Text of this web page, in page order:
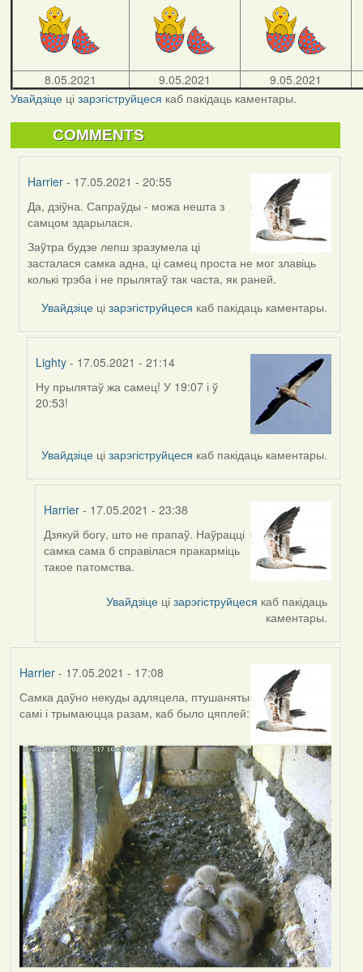
8.05.2021 9.05.2021
9.05.2021
Увайдзіцеці зарэгіструйцеся каб пакідаць каментары.
COMMENTS
Harrier - 17.05.2021 - 20:55
In
reply
to
by
09Алена
Да, дзіўна. Сапраўды - можа нешта з
самцом здарылася.
Заўтра будзе лепш зразумела ці
засталася самка адна, ці самец проста не мог злавіць
колькі трэба і не прылятаў так часта, як раней.
Увайдзіце цізарэгіструйцеся каб пакідаць каментары.
Lighty - 17.05.2021 - 21:14
In
reply
Harrier
Ну прылятаў жа самец! У 19:07 і ў
20:53!
Увайдзіце цізарэгіструйцеся каб пакідаць каментары.
Harrier- 17.05.2021 - 23:38
In
reply
to
Дзякуй богу, што не прапаў. Наўрацці
самка сама б справілася пракарміць
такое патомства.
Увайдзіце цізарэгіструйцеся каб пакідаць
каментары.
Harrier- 17.05.2021 - 17:08
Самка даўно некуды адляцела, птушаняты
самі і трымаюцца разам, каб было цяплей: